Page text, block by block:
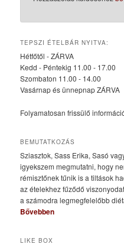
TEPSZI ÉTELBÁR NYITVA:
Hétfőtől - ZÁRVA
Kedd - Péntekig 11.00 - 17.00
Szombaton 11.00 - 14.00
Vasárnap és ünnepnap ZÁRVA
Folyamatosan frissülő
BEMUTATKOZÁS
Sziasztok, Sass Erika, Sasó
igyekszem megmutatni, hogy
rémisztőnek tűnik is a tiltások
az ételekhez fűződő
a számodra legmegfelelőbb
Bővebben
LIKE BOX